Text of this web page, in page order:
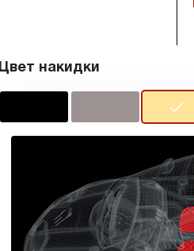
Цвет накидки